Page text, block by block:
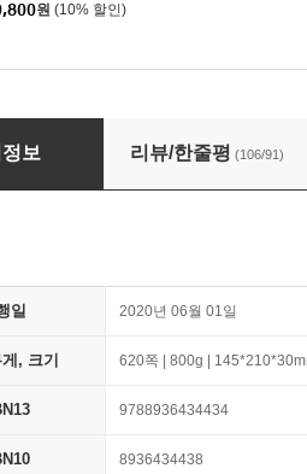
원 (10% 할인)
보 리뷰/한줄평 (106/91)
일 2020년 06월 01일
, 크기 620쪽 | 800g |
9788936434434
8936434438